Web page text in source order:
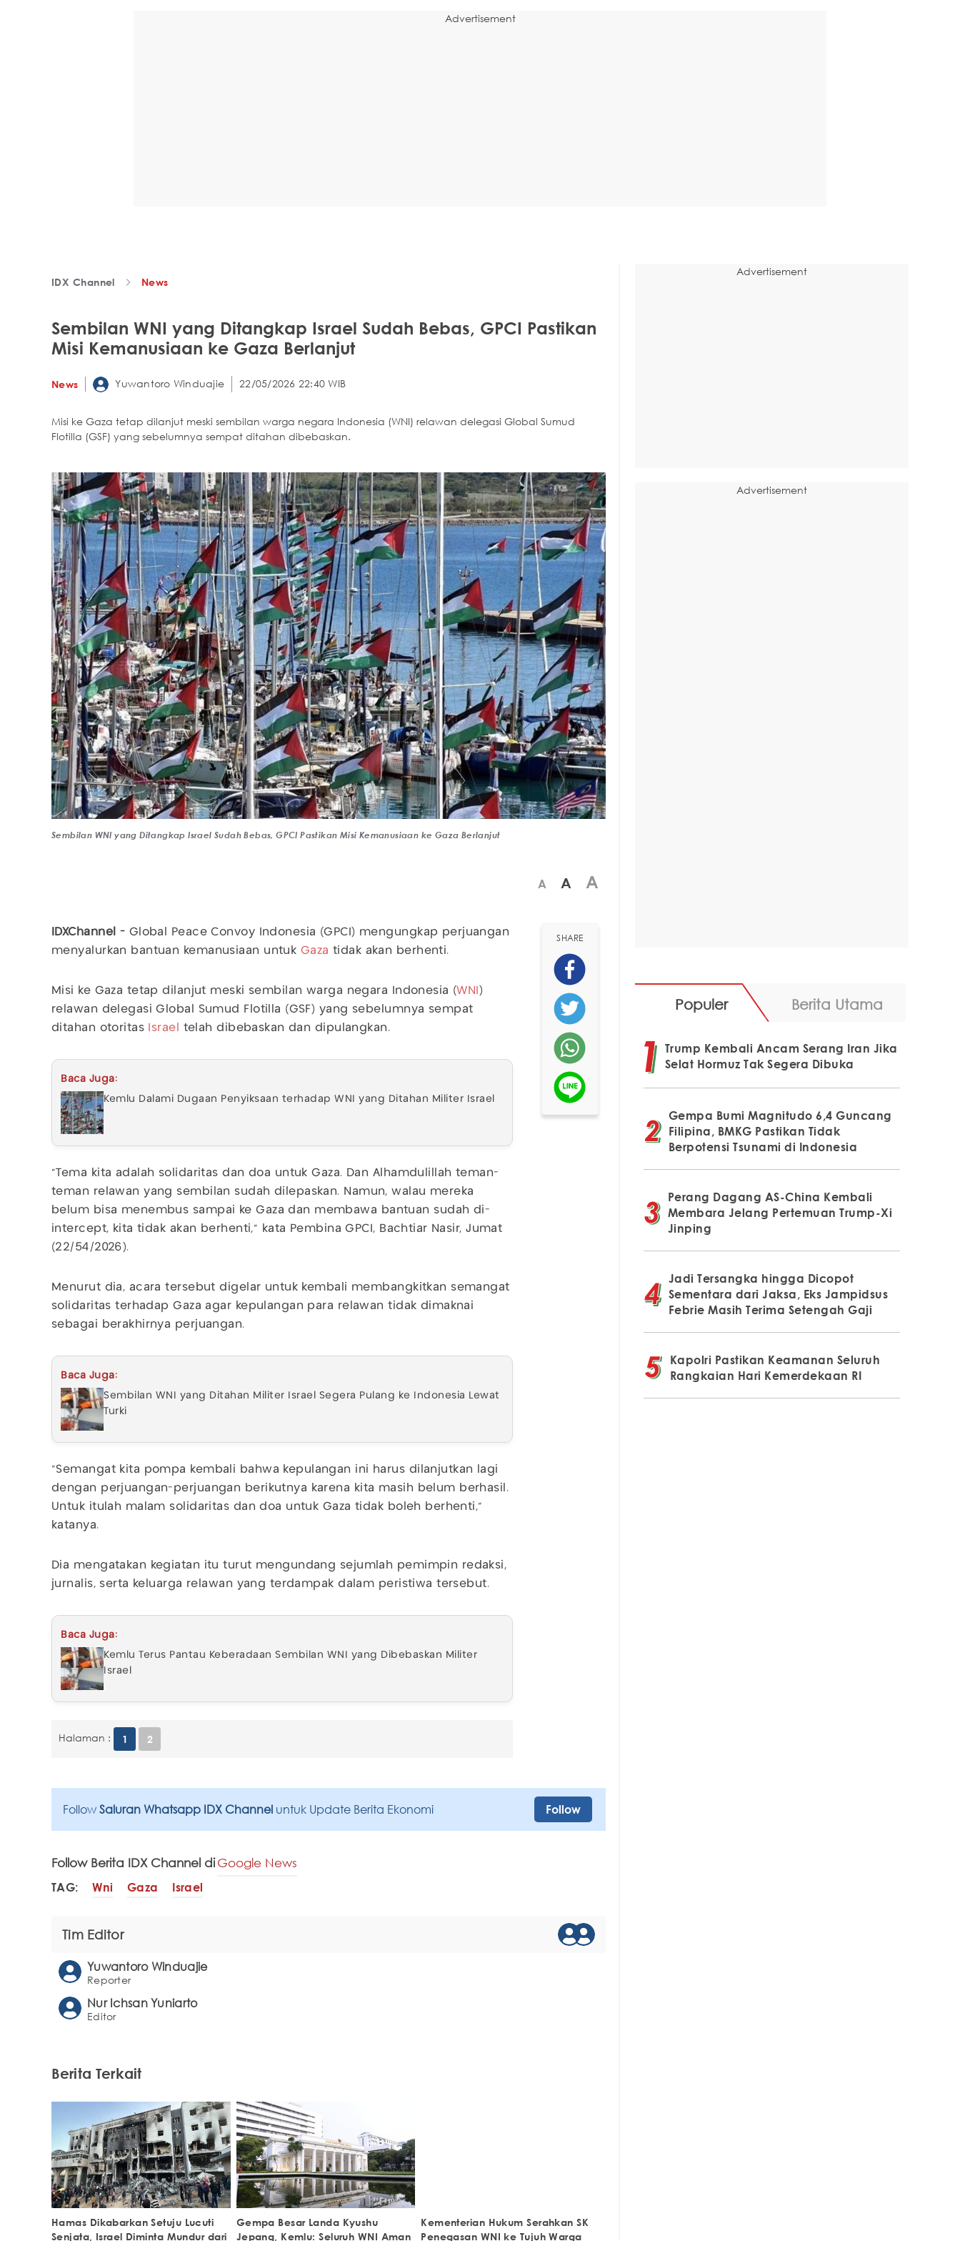
Advertisement
IDX Channel News
Sembilan WNI yang Ditangkap Israel Sudah Bebas, GPCI Pastikan
Misi Kemanusiaan ke Gaza Berlanjut
News Yuwantoro Winduajie 22/05/2026 22:40 WIB
Misi ke Gaza tetap dilanjut meski sembilan warga negara Indonesia (WNI) relawan delegasi Global Sumud
Flotilla (GSF) yang sebelumnya sempat ditahan dibebaskan.
Sembilan WNI yang Ditangkap Israel Sudah Bebas, GPCI Pastikan Misi Kemanusiaan ke Gaza Berlanjut
A A A
IDXChannel - Global Peace Convoy Indonesia (GPCI) mengungkap perjuangan
menyalurkan bantuan kemanusiaan untuk Gaza tidak akan berhenti.
Misi ke Gaza tetap dilanjut meski sembilan warga negara Indonesia (WNI )
relawan delegasi Global Sumud Flotilla (GSF) yang sebelumnya sempat
ditahan otoritas
Israel telah dibebaskan dan dipulangkan.
Baca Juga:
Kemlu Dalami Dugaan Penyiksaan terhadap WNI yang Ditahan Militer Israel
“Tema kita adalah solidaritas dan doa untuk Gaza. Dan Alhamdulillah teman-
teman relawan yang sembilan sudah dilepaskan. Namun, walau mereka
belum bisa menembus sampai ke Gaza dan membawa bantuan sudah di-
intercept, kita tidak akan berhenti,” kata Pembina GPCI, Bachtiar Nasir, Jumat
(22/54/2026).
Menurut dia, acara tersebut digelar untuk kembali membangkitkan semangat
solidaritas terhadap Gaza agar kepulangan para relawan tidak dimaknai
sebagai berakhirnya perjuangan.
Baca Juga:
Sembilan WNI yang Ditahan Militer Israel Segera Pulang ke Indonesia Lewat
Turki
“Semangat kita pompa kembali bahwa kepulangan ini harus dilanjutkan lagi
dengan perjuangan-perjuangan berikutnya karena kita masih belum berhasil.
Untuk itulah malam solidaritas dan doa untuk Gaza tidak boleh berhenti,”
katanya.
Dia mengatakan kegiatan itu turut mengundang sejumlah pemimpin redaksi,
jurnalis, serta keluarga relawan yang terdampak dalam peristiwa tersebut.
Baca Juga:
Kemlu Terus Pantau Keberadaan Sembilan WNI yang Dibebaskan Militer
Israel
Halaman : 1 2
SHARE
Follow Saluran Whatsapp IDX Channel untuk Update Berita Ekonomi Follow
Follow Berita IDX Channel diGoogle News
TAG: Wni Gaza Israel
Tim Editor
Yuwantoro Winduajie
Reporter
Nur Ichsan Yuniarto
Editor
Berita Terkait
Hamas Dikabarkan Setuju Lucuti
Senjata, Israel Diminta Mundur dari
Gempa Besar Landa Kyushu
Jepang, Kemlu: Seluruh WNI Aman
Kementerian Hukum Serahkan SK
Penegasan WNI ke Tujuh Warga
Advertisement
Advertisement
Populer Berita Utama
Trump Kembali Ancam Serang Iran Jika
Selat Hormuz Tak Segera Dibuka
Gempa Bumi Magnitudo 6,4 Guncang
Filipina, BMKG Pastikan Tidak
Berpotensi Tsunami di Indonesia
Perang Dagang AS-China Kembali
Membara Jelang Pertemuan Trump-Xi
Jinping
Jadi Tersangka hingga Dicopot
Sementara dari Jaksa, Eks Jampidsus
Febrie Masih Terima Setengah Gaji
Kapolri Pastikan Keamanan Seluruh
Rangkaian Hari Kemerdekaan RI